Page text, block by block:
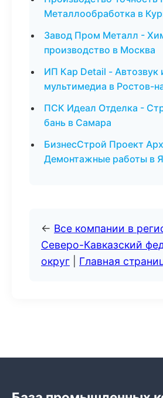
Металлообработка в
Завод Пром Металл -
производство в Москва
ИП Кар Detail - Автозвук
мультимедиа в Ростов-
ПСК Идеал Отделка -
бань в Самара
БизнесСтрой Проект
Демонтажные работы в
← Все компании в
Северо-Кавказский
округ
Главная